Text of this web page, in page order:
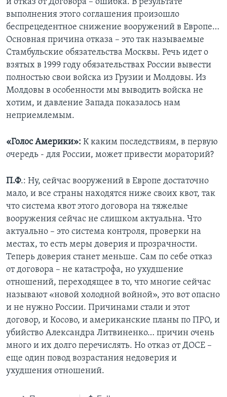
выполнения этого соглашения произошло
беспрецедентное снижение вооружений в Европе…
Основная причина отказа – это так называемые
Стамбульские обязательства Москвы. Речь идет о
взятых в 1999 году обязательствах России вывести
полностью свои войска из Грузии и Молдовы. Из
Молдовы в особенности мы выводить войска не
хотим, и давление Запада показалось нам
неприемлемым.
«Голос Америки»: К каким последствиям, в первую
очередь - для России, может привести мораторий?
П.Ф.: Ну, сейчас вооружений в Европе достаточно
мало, и все страны находятся ниже своих квот, так
что система квот этого договора на тяжелые
вооружения сейчас не слишком актуальна. Что
актуально – это система контроля, проверки на
местах, то есть меры доверия и прозрачности.
Теперь доверия станет меньше. Сам по себе отказ
от договора – не катастрофа, но ухудшение
отношений, переходящее в то, что многие сейчас
называют «новой холодной войной», это вот опасно
и не нужно России. Причинами стали и этот
договор, и Косово, и американские планы по ПРО, и
убийство Александра Литвиненко… причин очень
много и их долго перечислять. Но отказ от ДОСЕ –
еще один повод возрастания недоверия и
ухудшения отношений.